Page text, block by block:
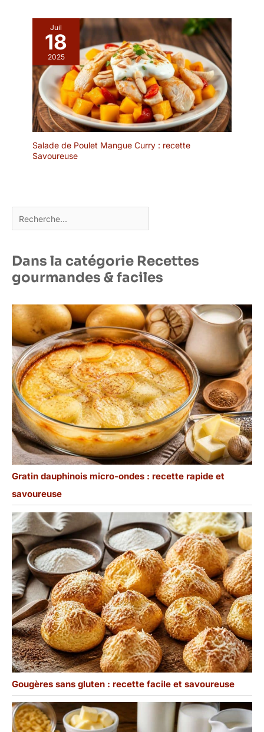
plus facile de refroidir
l'assiette avec le plus
grand bord des bols.
Sans plomb et facile à
nettoyer : la céramique
est généralement un
matériau non réactif, ce
qui signifie qu'elle ne
libère pas de produits
chimiques ou d'arômes
dans les aliments. Ils
placés dans un lave-
Juil
18
2025
Salade de Poulet Mangue Curry : recette
Savoureuse
Rechercher
Dans la catégorie Recettes
gourmandes & faciles
Gratin dauphinois micro-ondes : recette rapide et
savoureuse
Gougères sans gluten : recette facile et savoureuse